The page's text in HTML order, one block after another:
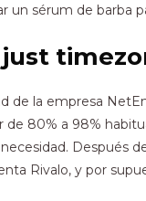
sérum de barba
la empresa
80% a 98%
Rivalo, y por